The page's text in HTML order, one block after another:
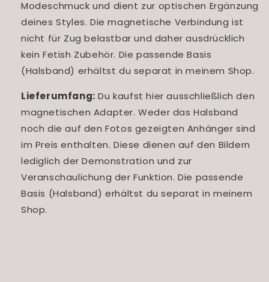
Modeschmuck und dient zur optischen Ergänzung
deines Styles. Die magnetische Verbindung ist
nicht für Zug belastbar und daher ausdrücklich
kein Fetish Zubehör. Die passende Basis
(Halsband) erhältst du separat in meinem Shop.
Lieferumfang: Du kaufst hier ausschließlich den
magnetischen Adapter. Weder das Halsband
noch die auf den Fotos gezeigten Anhänger sind
im Preis enthalten. Diese dienen auf den Bildern
lediglich der Demonstration und zur
Veranschaulichung der Funktion. Die passende
Basis (Halsband) erhältst du separat in meinem
Shop.